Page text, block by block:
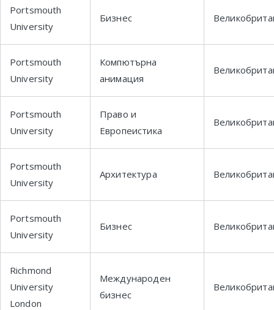
Portsmouth
University
Бизнес
Portsmouth
University
Компютърна
анимация
Portsmouth
University
Право и
Европеистика
Portsmouth
University
Архитектура
Portsmouth
University
Бизнес
Richmond
University
London
Международен
бизнес